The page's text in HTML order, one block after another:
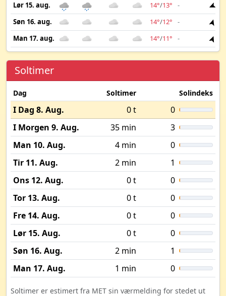
Lør 15. aug.
14°/13° -
Søn 16. aug.
14°/12° -
Man 17. aug.
14°/11° -
Soltimer
Dag Soltimer Solindeks
I Dag 8. Aug. 0 t
0
I Morgen 9. Aug.
35 min
3
Man 10. Aug.
4 min
0
Tir 11. Aug.
2 min
1
Ons 12. Aug.
0 t
0
Tor 13. Aug.
0 t
0
Fre 14. Aug.
0 t
0
Lør 15. Aug.
0 t
0
Søn 16. Aug.
2 min
1
Man 17. Aug.
1 min 0
Soltimer er estimert fra MET sin værmelding for stedet ut